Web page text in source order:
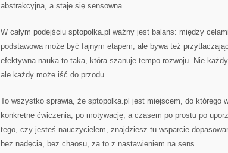
abstrakcyjna, a staje się sensowna.
W całym podejściu sptopolka.pl ważny jest balans: między
podstawowa może być fajnym etapem, ale bywa też
efektywna nauka to taka, która szanuje tempo rozwoju. Nie
ale każdy może iść do przodu.
To wszystko sprawia, że sptopolka.pl jest miejscem, do którego
konkretne ćwiczenia, po motywację, a czasem po prostu po
tego, czy jesteś nauczycielem, znajdziesz tu wsparcie
bez nadęcia, bez chaosu, za to z nastawieniem na sens.